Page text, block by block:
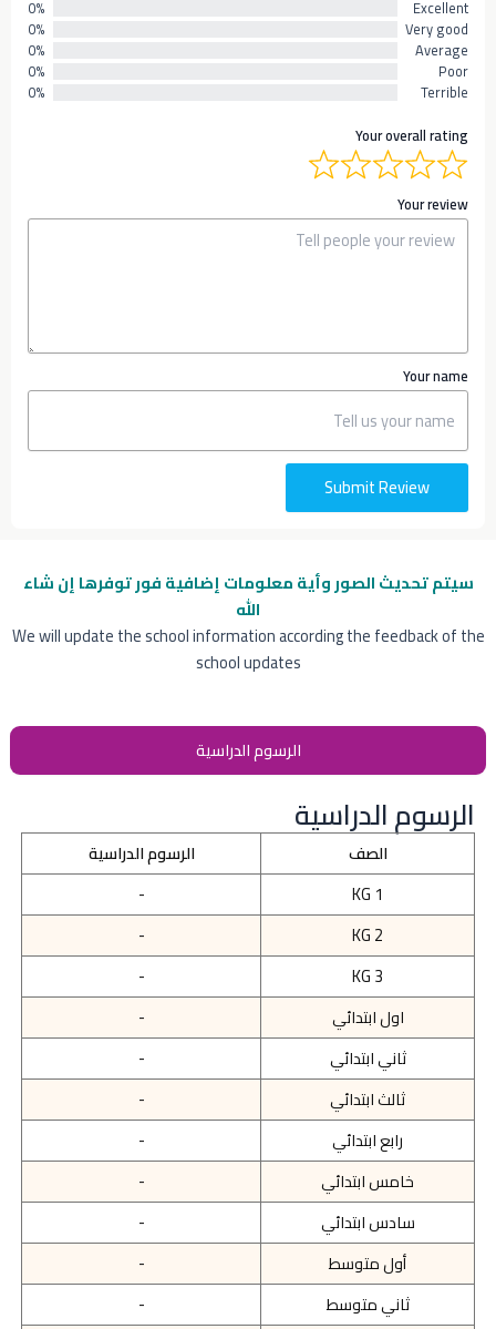
سيتم تحديث الصور وأية معلومات إضافيةفور توفرها إن شاء
الله
We will update the school information according the feedback of the
school updates
الرسوم الدراسية
الرسوم الدراسية
الصف
الرسوم الدراسية
KG 1
-
KG 2
-
KG 3
-
اول ابتدائي
-
ثاني ابتدائي
-
ثالث ابتدائي
-
رابع ابتدائي
-
خامس ابتدائي
-
سادس ابتدائي
-
أول متوسط
-
ثاني متوسط
-
Excellent
0%
Very good
0%
Average
0%
Poor
0%
Terrible
0%
Your overall rating
Your review
Your name
Submit Review